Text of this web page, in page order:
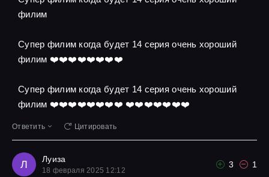
филим
Супер филим когда будет 14 серия очень хороший
филим ❤️❤️❤️❤️❤️❤️❤️❤️
Супер филим когда будет 14 серия очень хороший
филим ❤️❤️❤️❤️❤️❤️❤️❤️ ❤️❤️❤️❤️❤️❤️❤️
Ответить Цитировать
Л Луиза
18 февраля 2025 12:12
3 1